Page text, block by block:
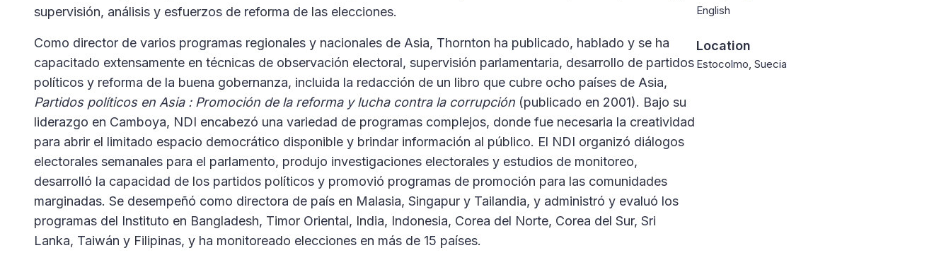
supervisión, análisis y esfuerzos de reforma de las elecciones.
Como director de varios programas regionales y nacionales de Asia, Thornton ha publicado, hablado y se ha
capacitado extensamente en técnicas de observación electoral, supervisión parlamentaria, desarrollo de partidos
políticos y reforma de la buena gobernanza, incluida la redacción de un libro que cubre ocho países de Asia,
Partidos políticos en Asia : Promoción de la reforma y lucha contra la corrupción (publicado en 2001). Bajo su
liderazgo en Camboya, NDI encabezó una variedad de programas complejos, donde fue necesaria la creatividad
para abrir el limitado espacio democrático disponible y brindar información al público. El NDI organizó diálogos
electorales semanales para el parlamento, produjo investigaciones electorales y estudios de monitoreo,
desarrolló la capacidad de los partidos políticos y promovió programas de promoción para las comunidades
marginadas. Se desempeñó como directora de país en Malasia, Singapur y Tailandia, y administró y evaluó los
programas del Instituto en Bangladesh, Timor Oriental, India, Indonesia, Corea del Norte, Corea del Sur, Sri
Lanka, Taiwán y Filipinas, y ha monitoreado elecciones en más de 15 países.
English
Location
Estocolmo, Suecia